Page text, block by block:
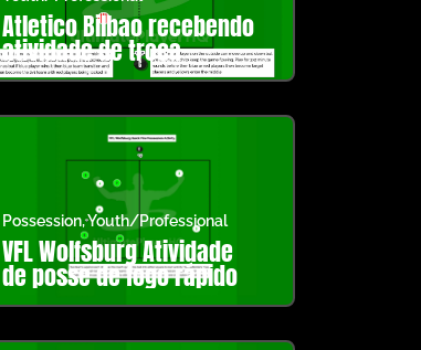
Atletico Bilbao recebendo
atividade de troca
Possession,Youth/Professional
VFL Wolfsburg Atividade
de posse de fogo rápido